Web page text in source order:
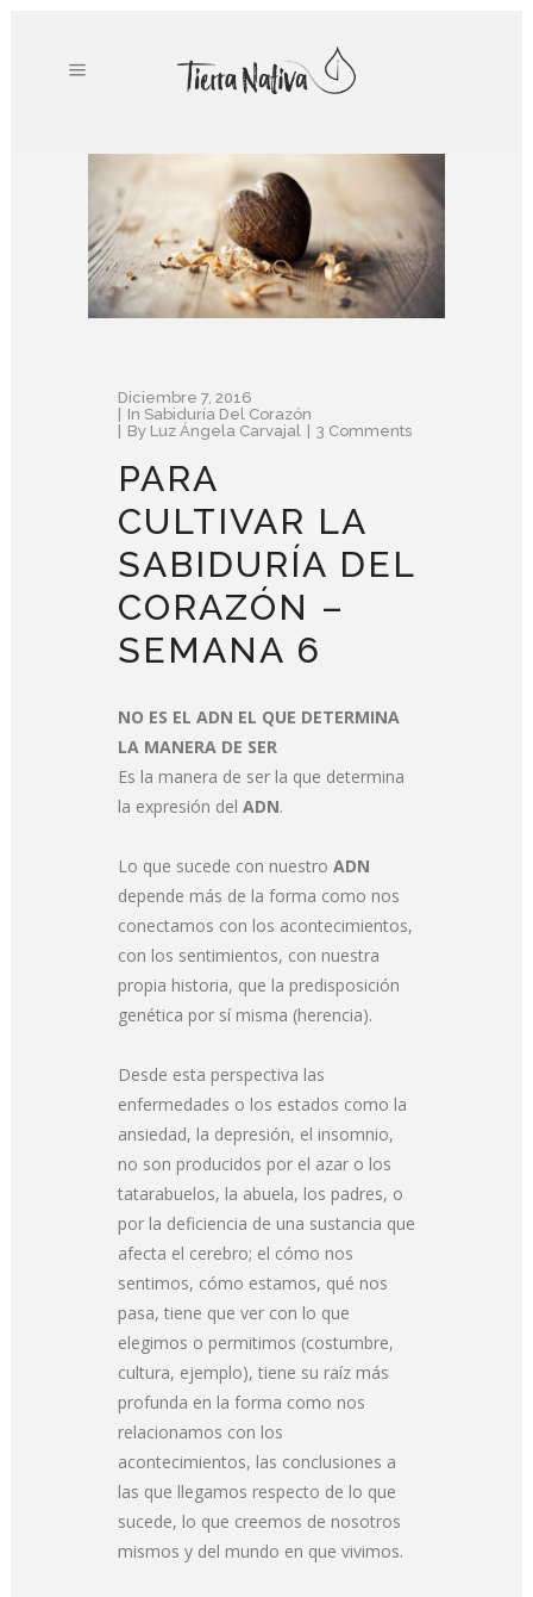
Diciembre 7, 2016
In Sabiduría Del Corazón
By Luz Ángela Carvajal 3 Comments
PARA
CULTIVAR LA
SABIDURÍA DEL
CORAZÓN –
SEMANA 6
NO ES EL ADN EL QUE DETERMINA
LA MANERA DE SER
Es la manera de ser la que determina
la expresión del ADN.
Lo que sucede con nuestro ADN
depende más de la forma como nos
conectamos con los acontecimientos,
con los sentimientos, con nuestra
propia historia, que la predisposición
genética por sí misma (herencia).
Desde esta perspectiva las
enfermedades o los estados como la
ansiedad, la depresión, el insomnio,
no son producidos por el azar o los
tatarabuelos, la abuela, los padres, o
por la deficiencia de una sustancia que
afecta el cerebro; el cómo nos
sentimos, cómo estamos, qué nos
pasa, tiene que ver con lo que
elegimos o permitimos (costumbre,
cultura, ejemplo), tiene su raíz más
profunda en la forma como nos
relacionamos con los
acontecimientos, las conclusiones a
las que llegamos respecto de lo que
sucede, lo que creemos de nosotros
mismos y del mundo en que vivimos.